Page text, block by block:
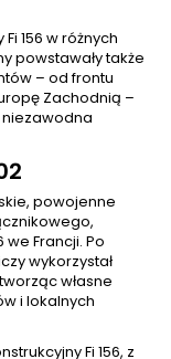
156 w różnych
powstawały także
– od frontu
Zachodnią –
niezawodna
powojenne
Francji. Po
wykorzystał
własne
i lokalnych
Fi 156, z